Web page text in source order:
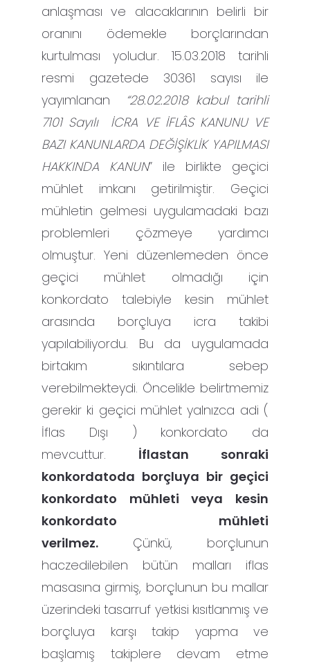
anlaşması ve alacaklarının belirli bir
oranını ödemekle borçlarından
kurtulması yoludur. 15.03.2018 tarihli
resmi gazetede 30361 sayısı ile
yayımlanan
“28.02.2018 kabul tarihli
7101 Sayılı İCRA VE İFLÂS KANUNU VE
BAZI KANUNLARDA DEĞİŞİKLİK YAPILMASI
HAKKINDA KANUN” ile birlikte geçici
mühlet imkanı getirilmiştir. Geçici
mühletin gelmesi uygulamadaki bazı
problemleri çözmeye yardımcı
olmuştur. Yeni düzenlemeden önce
geçici mühlet olmadığı için
konkordato talebiyle kesin mühlet
arasında borçluya icra takibi
yapılabiliyordu. Bu da uygulamada
birtakım sıkıntılara sebep
verebilmekteydi. Öncelikle belirtmemiz
gerekir ki geçici mühlet yalnızca adi (
İflas Dışı ) konkordato da
mevcuttur. İflastan sonraki
konkordatoda borçluya bir geçici
konkordato mühleti veya kesin
konkordato mühleti
verilmez. Çünkü, borçlunun
haczedilebilen bütün malları iflas
masasına girmiş, borçlunun bu mallar
üzerindeki tasarruf yetkisi kısıtlanmış ve
borçluya karşı takip yapma ve
başlamış takiplere devam etme